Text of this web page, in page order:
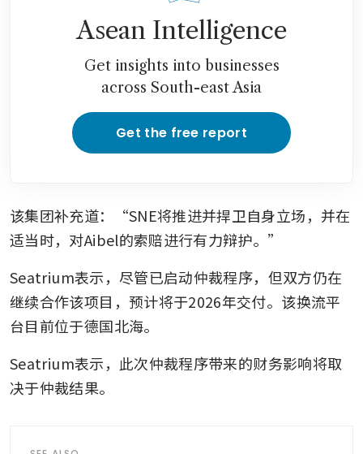
Asean Intelligence
Get insights into businesses
across South-east Asia
Get the free report
该集团补充道：“SNE将推进并捍卫自身立场，并在
适当时，对Aibel的索赔进行有力辩护。”
Seatrium表示，尽管已启动仲裁程序，但双方仍在
继续合作该项目，预计将于2026年交付。该换流平
台目前位于德国北海。
Seatrium表示，此次仲裁程序带来的财务影响将取
决于仲裁结果。